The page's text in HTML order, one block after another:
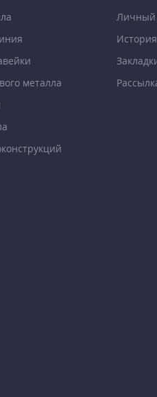
металла
Личный